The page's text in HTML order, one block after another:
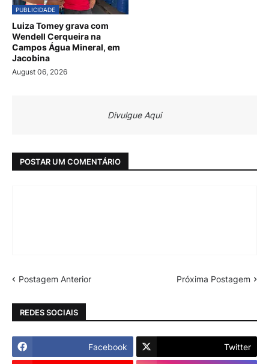
PUBLICIDADE
Luiza Tomey grava com
Wendell Cerqueira na
Campos Água Mineral, em
Jacobina
August 06, 2026
Divulgue Aqui
POSTAR UM COMENTÁRIO
Postagem Anterior Próxima Postagem
REDES SOCIAIS
Facebook Twitter